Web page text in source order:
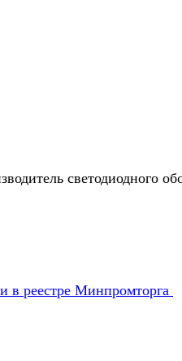
светодиодного
в реестре Минпромторга